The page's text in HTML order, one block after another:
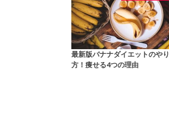
最新版バナナダイエットのやり
方！痩せる4つの理由